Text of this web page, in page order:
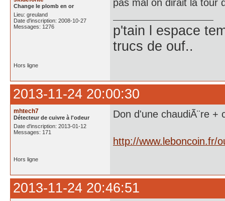
Change le plomb en or
Lieu: greuland
Date d'inscription: 2008-10-27
Messages: 1276
pas mal on dirait la tour
p'tain l espace
trucs de ouf..
Hors ligne
2013-11-24 20:00:30
mhtech7
Détecteur de cuivre à l'odeur
Date d'inscription: 2013-01-12
Messages: 171
Don d'une chaudiÃ¨re +
http://www.leboncoin.fr/
Hors ligne
2013-11-24 20:46:51